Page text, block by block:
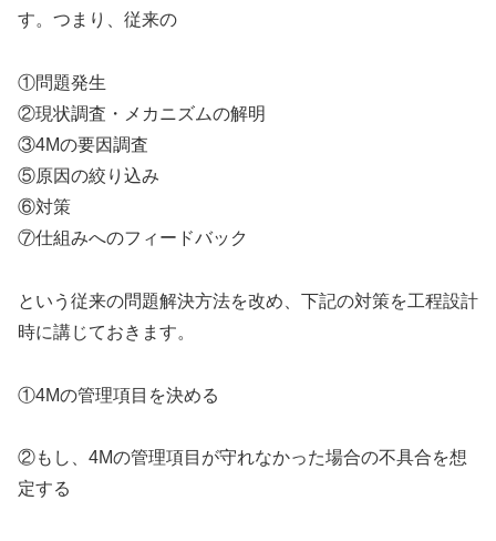
す。つまり、従来の
①問題発生
②現状調査・メカニズムの解明
③4Mの要因調査
⑤原因の絞り込み
⑥対策
⑦仕組みへのフィードバック
という従来の問題解決方法を改め、下記の対策を工程設計
時に講じておきます。
①4Mの管理項目を決める
②もし、4Mの管理項目が守れなかった場合の不具合を想
定する